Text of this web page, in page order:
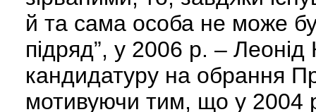
й та сама особа не може
підряд”, у 2006 р. –
кандидатуру на обрання
мотивуючи тим, що у 2004